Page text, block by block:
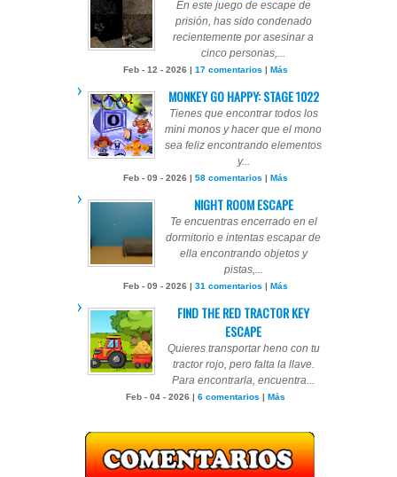
En este juego de escape de
prisión, has sido condenado
recientemente por asesinar a
cinco personas,...
Feb - 12 - 2026 | 17 comentarios | Más
MONKEY GO HAPPY: STAGE 1022
Tienes que encontrar todos los
mini monos y hacer que el mono
sea feliz encontrando elementos
y...
Feb - 09 - 2026 | 58 comentarios | Más
NIGHT ROOM ESCAPE
Te encuentras encerrado en el
dormitorio e intentas escapar de
ella encontrando objetos y
pistas,...
Feb - 09 - 2026 | 31 comentarios | Más
FIND THE RED TRACTOR KEY
ESCAPE
Quieres transportar heno con tu
tractor rojo, pero falta la llave.
Para encontrarla, encuentra...
Feb - 04 - 2026 | 6 comentarios | Más